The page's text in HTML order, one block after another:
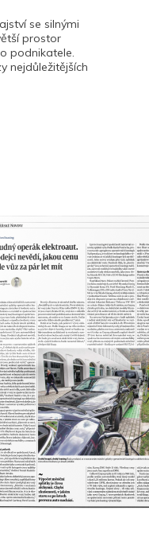
se silnými
prostor
podnikatele.
nejdůležitějších